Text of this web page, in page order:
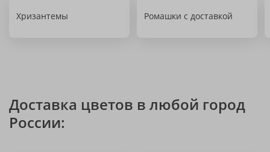
Хризантемы Ромашки с доставкой
Доставка цветов в любой город
России: